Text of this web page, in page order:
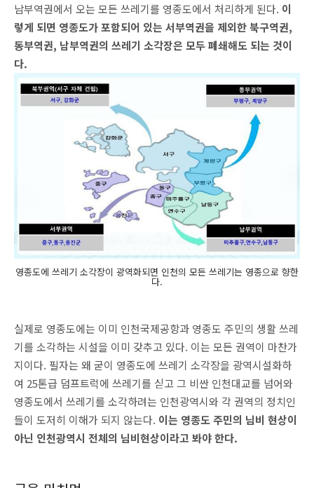
남부역권에서 오는 모든 쓰레기를 영종도에서 처리하게 된다. 이
렇게 되면 영종도가 포함되어 있는 서부역권을 제외한 북구역권,
동부역권, 남부역권의 쓰레기 소각장은 모두 폐쇄해도 되는 것이
다.
영종도에 쓰레기 소각장이 광역화되면 인천의 모든 쓰레기는 영종으로 향한
다.
실제로 영종도에는 이미 인천국제공항과 영종도 주민의 생활 쓰레
기를 소각하는 시설을 이미 갖추고 있다. 이는 모든 권역이 마찬가
지이다. 필자는 왜 굳이 영종도에 쓰레기 소각장을 광역시설화하
여 25톤급 덤프트럭에 쓰레기를 싣고 그 비싼 인천대교를 넘어와
영종도에서 쓰레기를 소각하려는 인천광역시와 각 권역의 정치인
들이 도저히 이해가 되지 않는다. 이는 영종도 주민의 님비 현상이
아닌 인천광역시 전체의 님비현상이라고 봐야 한다.